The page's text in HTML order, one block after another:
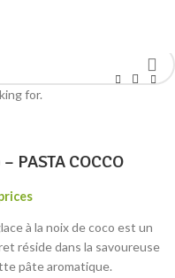
PASTA COCCO
à la noix de coco est un
réside dans la savoureuse
pâte aromatique.
for.